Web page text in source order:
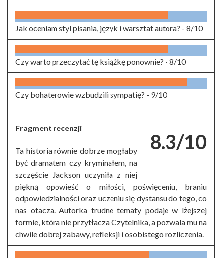
Jak oceniam styl pisania, język i warsztat autora? - 8/10
Czy warto przeczytać tę książkę ponownie? - 8/10
Czy bohaterowie wzbudzili sympatię? - 9/10
8.3/10
Fragment recenzji
Ta historia równie dobrze mogłaby
być dramatem czy kryminałem, na
szczęście Jackson uczyniła z niej
piękną opowieść o miłości, poświęceniu, braniu
odpowiedzialności oraz uczeniu się dystansu do tego, co
nas otacza. Autorka trudne tematy podaje w lżejszej
formie, która nie przytłacza Czytelnika, a pozwala mu na
chwile dobrej zabawy, refleksji i osobistego rozliczenia.